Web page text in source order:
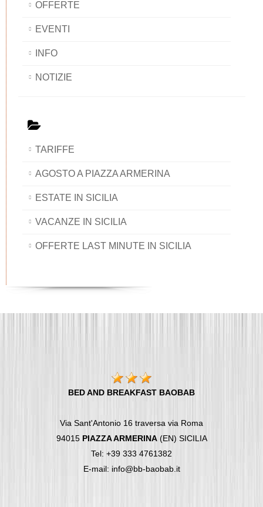
OFFERTE
EVENTI
INFO
NOTIZIE
TARIFFE
AGOSTO A PIAZZA ARMERINA
ESTATE IN SICILIA
VACANZE IN SICILIA
OFFERTE LAST MINUTE IN SICILIA
BED AND BREAKFAST BAOBAB
Via Sant'Antonio 16 traversa via Roma
94015 PIAZZA ARMERINA(EN) SICILIA
Tel: +39 333 4761382
E-mail: info@bb-baobab.it